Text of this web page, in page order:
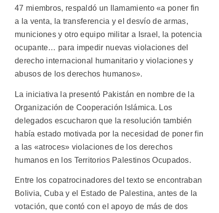
47 miembros, respaldó un llamamiento «a poner fin
a la venta, la transferencia y el desvío de armas,
municiones y otro equipo militar a Israel, la potencia
ocupante… para impedir nuevas violaciones del
derecho internacional humanitario y violaciones y
abusos de los derechos humanos».
La iniciativa la presentó Pakistán en nombre de la
Organización de Cooperación Islámica. Los
delegados escucharon que la resolución también
había estado motivada por la necesidad de poner fin
a las «atroces» violaciones de los derechos
humanos en los Territorios Palestinos Ocupados.
Entre los copatrocinadores del texto se encontraban
Bolivia, Cuba y el Estado de Palestina, antes de la
votación, que contó con el apoyo de más de dos